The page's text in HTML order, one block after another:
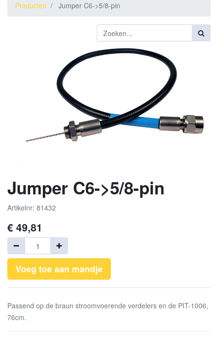
Producten Jumper C6->5/8-pin
Jumper C6->5/8-pin
Artikelnr: 81432
€ 49,81
Voeg toe aan mandje
Passend op de braun stroomvoerende verdelers en de PIT-1006,
76cm.